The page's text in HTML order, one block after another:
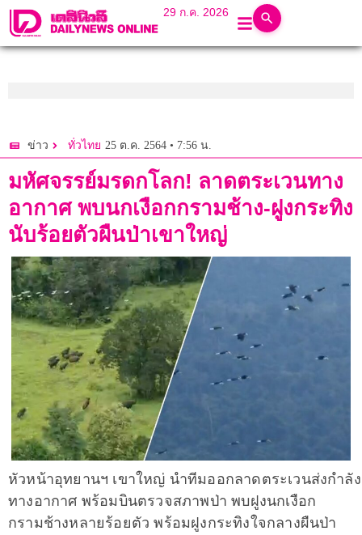
29 ก.ค. 2026
ข่าว ทั่วไทย 25 ต.ค. 2564 • 7:56 น.
มหัศจรรย์มรดกโลก! ลาดตระเวนทาง
อากาศ พบนกเงือกกรามช้าง-ฝูงกระทิง
นับร้อยตัวผืนป่าเขาใหญ่
หัวหน้าอุทยานฯ เขาใหญ่ นำทีมออกลาดตระเวนส่งกำลัง
ทางอากาศ พร้อมบินตรวจสภาพป่า พบฝูงนกเงือก
กรามช้างหลายร้อยตัว พร้อมฝูงกระทิงใจกลางผืนป่า